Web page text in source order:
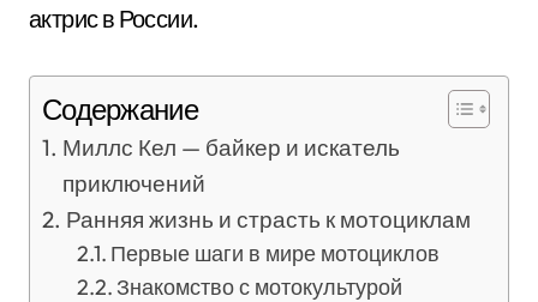
актрис в России.
Содержание
Миллс Кел — байкер и искатель
приключений
Ранняя жизнь и страсть к мотоциклам
Первые шаги в мире мотоциклов
Знакомство с мотокультурой